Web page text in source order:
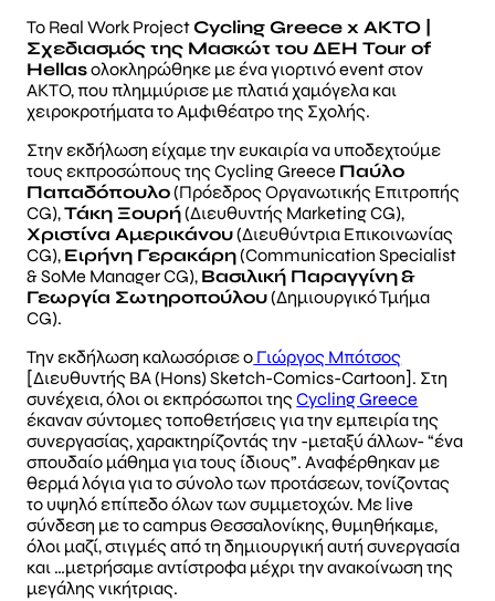
Το Real Work ProjectCycling Greece x AKTO |
Σχεδιασμός της Μασκώτ του ΔΕΗ Tour of
Hellasολοκληρώθηκε με ένα γιορτινό event στον
ΑΚΤΟ, που πλημμύρισε με πλατιά χαμόγελα και
χειροκροτήματα το Αμφιθέατρο της Σχολής.
Στην εκδήλωση είχαμε την ευκαιρία να υποδεχτούμε
τους εκπροσώπους της Cycling Greece Παύλο
Παπαδόπουλο(Πρόεδρος Οργανωτικής Επιτροπής
CG),Τάκη Ξουρή(Διευθυντής Marketing CG),
Χριστίνα Αμερικάνου(Διευθύντρια Επικοινωνίας
CG), Ειρήνη Γερακάρη(Communication Specialist
& SoMe Manager CG), Βασιλική Παραγγίνη&
Γεωργία Σωτηροπούλου(Δημιουργικό Τμήμα
CG).
Την εκδήλωση καλωσόρισε ο Γιώργος Μπότσος
[Διευθυντής ΒΑ (Hons) Sketch-Comics-Cartoon]. Στη
συνέχεια, όλοι οι εκπρόσωποι τηςCycling Greece
έκαναν σύντομες τοποθετήσεις για την εμπειρία της
συνεργασίας, χαρακτηρίζοντάς την -μεταξύ άλλων- “ένα
σπουδαίο μάθημα για τους ίδιους”. Αναφέρθηκαν με
θερμά λόγια για το σύνολο των προτάσεων, τονίζοντας
το υψηλό επίπεδο όλων των συμμετοχών. Με live
σύνδεση με το campus Θεσσαλονίκης, θυμηθήκαμε,
όλοι μαζί, στιγμές από τη δημιουργική αυτή συνεργασία
και …μετρήσαμε αντίστροφα μέχρι την ανακοίνωση της
μεγάλης νικήτριας.